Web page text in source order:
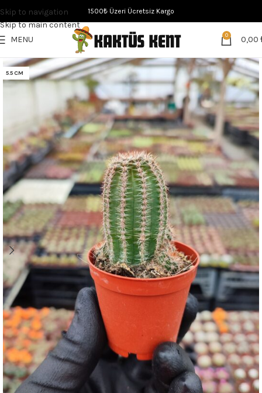
Skip to navigation
Skip to main content
1500₺ Üzeri Ücretsiz Kargo
MENU 0 0,00
5.5 CM